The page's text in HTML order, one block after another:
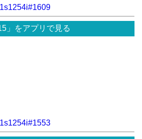
」をアプリで見る